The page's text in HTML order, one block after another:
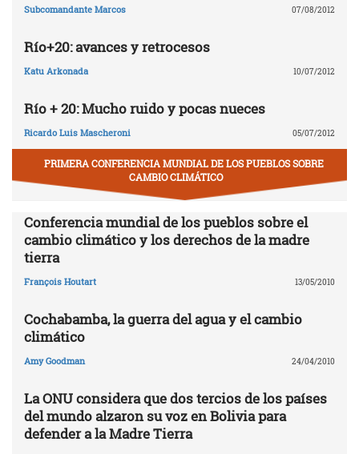
Subcomandante Marcos 07/08/2012
Río+20: avances y retrocesos
Katu Arkonada 10/07/2012
Río + 20: Mucho ruido y pocas nueces
Ricardo Luis Mascheroni 05/07/2012
PRIMERA CONFERENCIA MUNDIAL DE LOS PUEBLOS SOBRE
CAMBIO CLIMÁTICO
Conferencia mundial de los pueblos sobre el
cambio climático y los derechos de la madre
tierra
François Houtart 13/05/2010
Cochabamba, la guerra del agua y el cambio
climático
Amy Goodman 24/04/2010
La ONU considera que dos tercios de los países
del mundo alzaron su voz en Bolivia para
defender a la Madre Tierra